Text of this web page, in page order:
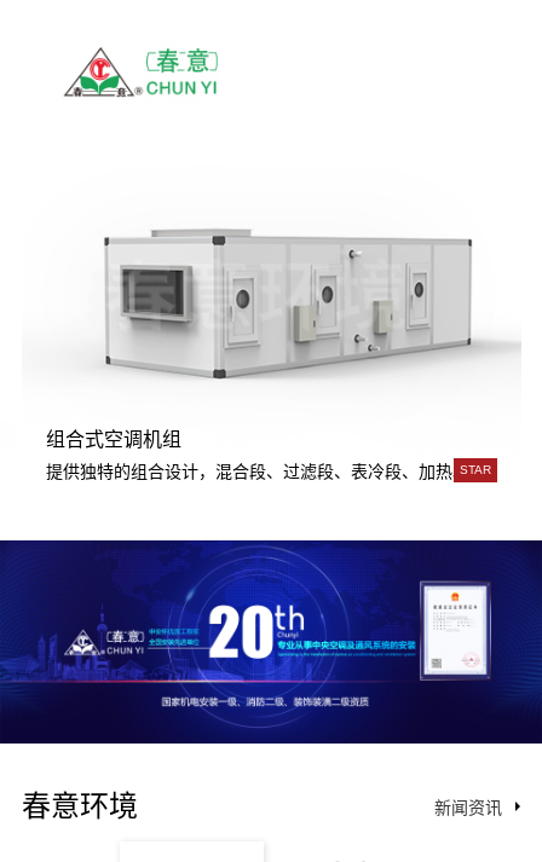
传热系数高，韧性好，强度大，可承受高水压，超高层建筑使用。
组合式空调机组
提供独特的组合设计，混合段、过滤段、表冷段、加热段、加湿
STAR
春意环境 新闻资讯